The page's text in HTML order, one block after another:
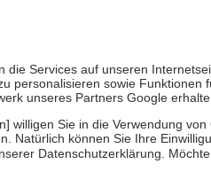
auch für Online-Apotheken.
für ihre eigene Gesundheit
zum vollendeten 18. Lebensjahr mit
und Früherkennung, die von der